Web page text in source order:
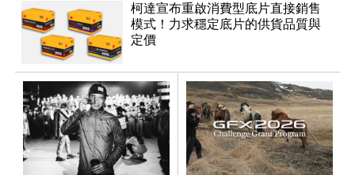
柯達宣布重啟消費型底片直接銷售
模式！力求穩定底片的供貨品質與
定價